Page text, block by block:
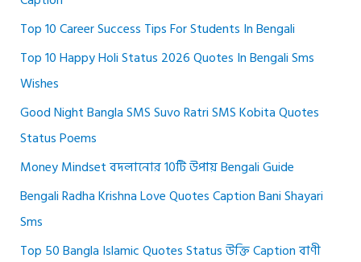
Top 10 Career Success Tips For Students In Bengali
Top 10 Happy Holi Status 2026 Quotes In Bengali Sms
Wishes
Good Night Bangla SMS Suvo Ratri SMS Kobita Quotes
Status Poems
Money Mindset বদলানোর 10টি উপায় Bengali Guide
Bengali Radha Krishna Love Quotes Caption Bani Shayari
Sms
Top 50 Bangla Islamic Quotes Status উক্তি Caption বাণী